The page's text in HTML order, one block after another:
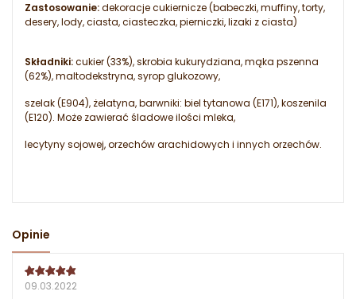
Zastosowanie:dekoracje cukiernicze (babeczki, muffiny, torty,
desery, lody, ciasta, ciasteczka, pierniczki, lizaki z ciasta)
Składniki:cukier (33%), skrobia kukurydziana, mąka pszenna
(62%), maltodekstryna, syrop glukozowy,
szelak (E904), żelatyna, barwniki: biel tytanowa (E171), koszenila
(E120). Może zawierać śladowe ilości mleka,
lecytyny sojowej, orzechów arachidowych i innych orzechów.
Opinie
09.03.2022